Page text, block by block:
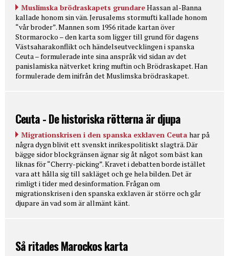
Muslimska brödraskapets grundareHassan al-Banna
kallade honom sin vän. Jerusalems stormufti kallade honom
“vår broder”. Mannen som 1956 ritade kartan över
Stormarocko – den karta som ligger till grund för dagens
Västsaharakonflikt och händelseutvecklingen i spanska
Ceuta – formulerade inte sina anspråk vid sidan av det
panislamiska nätverket kring muftin och Brödraskapet. Han
formulerade dem inifrån det Muslimska brödraskapet.
Ceuta - De historiska rötterna är djupa
Migrationskrisen i den spanska exklaven Ceuta har på
några dygn blivit ett svenskt inrikespolitiskt slagträ. Där
bägge sidor blockgränsen ägnar sig åt något som bäst kan
liknas för “Cherry-picking”. Kravet i debatten borde istället
vara att hålla sig till sakläget och ge hela bilden. Det är
rimligt i tider med desinformation. Frågan om
migrationskrisen i den spanska exklaven är större och går
djupare än vad som är allmänt känt.
Så ritades Marockos karta